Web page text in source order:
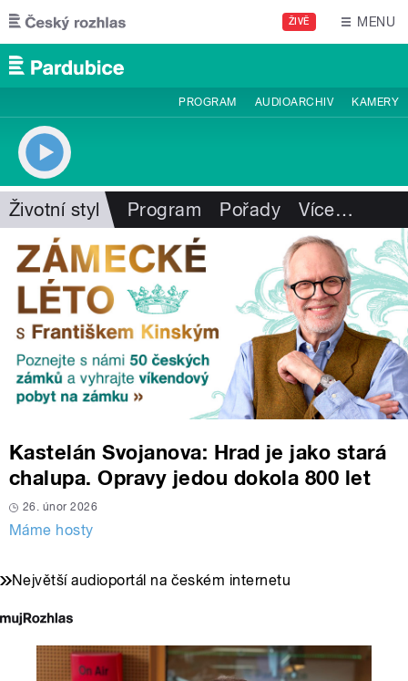
Přejít k hlavnímu obsahu
ŽIVĚ MENU
PROGRAM AUDIOARCHIV KAMERY
Životní styl Program Pořady Více…
Kastelán Svojanova: Hrad je jako stará
chalupa. Opravy jedou dokola 800 let
26. únor 2026
Máme hosty
Největší audioportál na českém internetu